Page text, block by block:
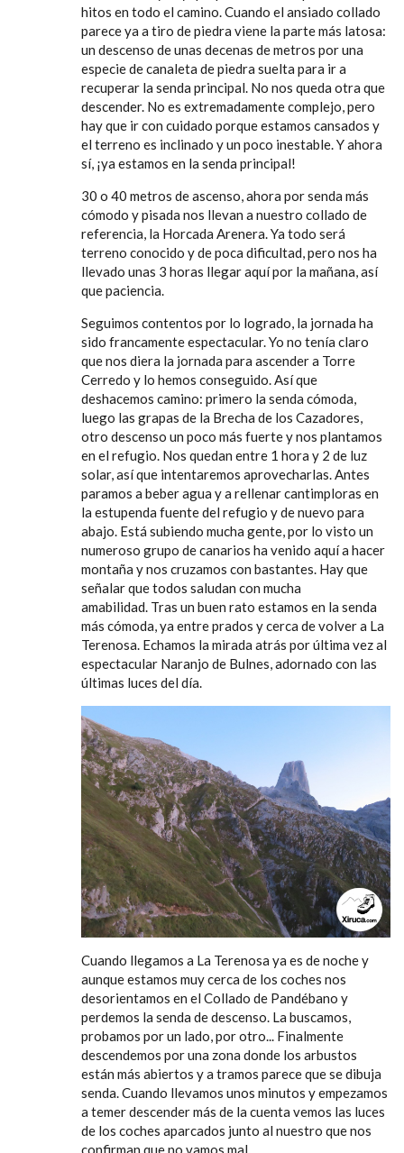
hitos en todo el camino. Cuando el ansiado collado
parece ya a tiro de piedra viene la parte más latosa:
un descenso de unas decenas de metros por una
especie de canaleta de piedra suelta para ir a
recuperar la senda principal. No nos queda otra que
descender. No es extremadamente complejo, pero
hay que ir con cuidado porque estamos cansados y
el terreno es inclinado y un poco inestable. Y ahora
sí, ¡ya estamos en la senda principal!
30 o 40 metros de ascenso, ahora por senda más
cómodo y pisada nos llevan a nuestro collado de
referencia, la Horcada Arenera. Ya todo será
terreno conocido y de poca dificultad, pero nos ha
llevado unas 3 horas llegar aquí por la mañana, así
que paciencia.
Seguimos contentos por lo logrado, la jornada ha
sido francamente espectacular. Yo no tenía claro
que nos diera la jornada para ascender a Torre
Cerredo y lo hemos conseguido. Así que
deshacemos camino: primero la senda cómoda,
luego las grapas de la Brecha de los Cazadores,
otro descenso un poco más fuerte y nos plantamos
en el refugio. Nos quedan entre 1 hora y 2 de luz
solar, así que intentaremos aprovecharlas. Antes
paramos a beber agua y a rellenar cantimploras en
la estupenda fuente del refugio y de nuevo para
abajo. Está subiendo mucha gente, por lo visto un
numeroso grupo de canarios ha venido aquí a hacer
montaña y nos cruzamos con bastantes. Hay que
señalar que todos saludan con mucha
amabilidad. Tras un buen rato estamos en la senda
más cómoda, ya entre prados y cerca de volver a La
Terenosa. Echamos la mirada atrás por última vez al
espectacular Naranjo de Bulnes, adornado con las
últimas luces del día.
Cuando llegamos a La Terenosa ya es de noche y
aunque estamos muy cerca de los coches nos
desorientamos en el Collado de Pandébano y
perdemos la senda de descenso. La buscamos,
probamos por un lado, por otro... Finalmente
descendemos por una zona donde los arbustos
están más abiertos y a tramos parece que se dibuja
senda. Cuando llevamos unos minutos y empezamos
a temer descender más de la cuenta vemos las luces
de los coches aparcados junto al nuestro que nos
confirman que no vamos mal.